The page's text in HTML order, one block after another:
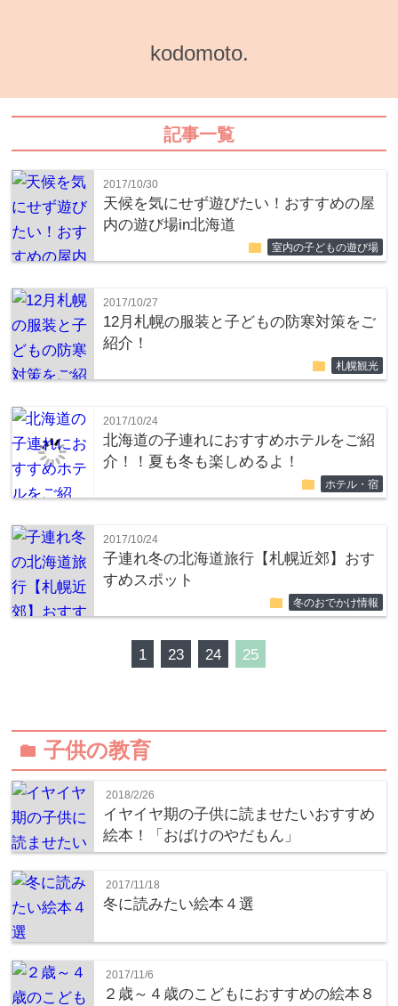
kodomoto.
記事一覧
2017/10/30
天候を気にせず遊びたい！おすすめの屋
内の遊び場in北海道
folder 室内の子どもの遊び場
2017/10/27
12月札幌の服装と子どもの防寒対策をご
紹介！
folder 札幌観光
2017/10/24
北海道の子連れにおすすめホテルをご紹
介！！夏も冬も楽しめるよ！
folder ホテル・宿
2017/10/24
子連れ冬の北海道旅行【札幌近郊】おす
すめスポット
folder 冬のおでかけ情報
1 23 24 25
folder子供の教育
2018/2/26
イヤイヤ期の子供に読ませたいおすすめ
絵本！「おばけのやだもん」
2017/11/18
冬に読みたい絵本４選
2017/11/6
２歳～４歳のこどもにおすすめの絵本８